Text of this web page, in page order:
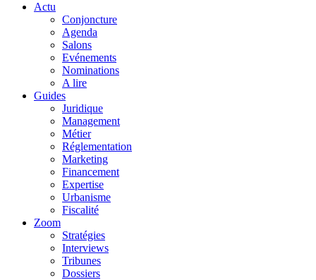
Actu
Conjoncture
Agenda
Salons
Evénements
Nominations
A lire
Guides
Juridique
Management
Métier
Réglementation
Marketing
Financement
Expertise
Urbanisme
Fiscalité
Zoom
Stratégies
Interviews
Tribunes
Dossiers